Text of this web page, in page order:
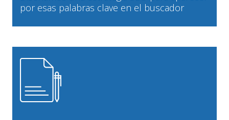
por esas palabras clave en el buscador